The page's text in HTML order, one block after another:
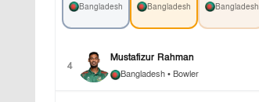
Bangladesh Bangladesh Bangladesh
4
Mustafizur Rahman
Bangladesh • Bowler